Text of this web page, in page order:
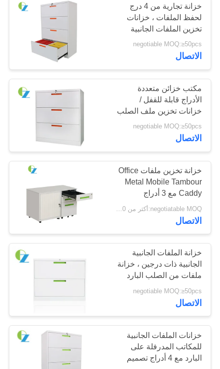
جولة
في
المعمل
مراقبة
الجودة
اتصل
أخبار
اطلب
اقتباس
خريطة
الموقع
PRIVACY
POLICY
خزانة تجارية من 4 درج
لحفظ الملفات ، خزانات
تخزين الملفات الجانبية
مقاومة للغبار
negotiable MOQ:≥50pcs
الاتصال
مكتب خزائن متعددة
الأدراج قابلة للقفل /
خزانات تخزين ملف الصلب
عرض 900 مم
negotiable MOQ:≥50pcs
الاتصال
خزانة تخزين ملفات Office
Metal Mobile Tambour
Caddy مع 3 أدراج
negotiatable MOQ:أكثر من 50 قطعة
الاتصال
خزانة الملفات الجانبية
الجانبية ذات درجين ، خزانة
ملفات من الصلب البارد
اللون الأبيض
negotiable MOQ:≥50pcs
الاتصال
خزانات الملفات الجانبية
للمكاتب المدرفلة على
البارد مع 4 أدراج تصميم